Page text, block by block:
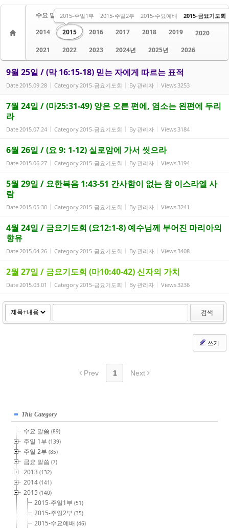
수요 말씀 주일 1부 주일 2부 금요 말씀
2013
2014
2015
2015-주일1부 2015-주일2부 2015-수요예배 2015-금요기도회
2016 2017 2018 2019
2020
2021
2022 2023 2024년 2025년 2026
9월 25일 / (막 16:15-18) 믿는 자에게 따르는 표적
Date2015.09.28 Category2015-금요기도회 By 관리자 Views3253
7월 24일 / (마25:31-49) 양은 오른 편에, 염소는 왼편에 두리
라
Date2015.07.24 Category2015-금요기도회 By 관리자 Views3184
6월 26일 / (요 9: 1-12) 실로암에 가서 씻으라
Date2015.06.27 Category2015-금요기도회 By 관리자 Views3194
5월 29일 / 요한복음 1:43-51 간사함이 없는 참 이스라엘 사
람
Date2015.05.30 Category2015-금요기도회 By 관리자 Views3241
4월 24일 / 금요기도회 (요12:1-8) 예수님께 부어진 마리아의
향유
Date2015.04.26 Category2015-금요기도회 By 관리자 Views3408
2월 27일 / 금요기도회 (마10:40-42) 신자의 가치
Date2015.03.01 Category2015-금요기도회 By 관리자 Views3236
검색
쓰기
Prev 1 Next
This Category
수요 말씀(89)
주일 1부(139)
주일 2부(85)
금요 말씀(7)
2013(132)
2014(141)
2015(140)
2015-주일1부(51)
2015-주일2부(35)
2015-수요예배(46)